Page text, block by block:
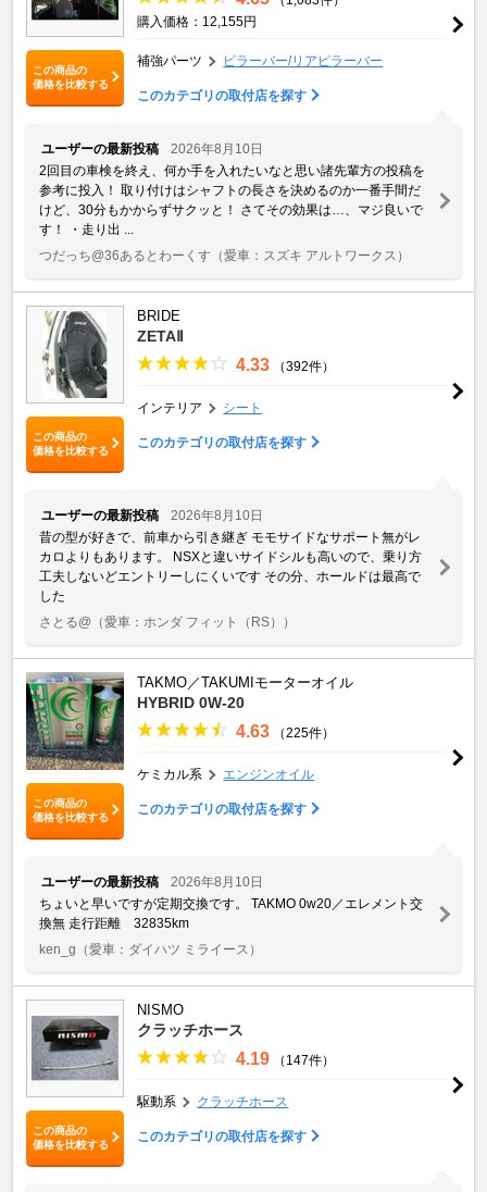
この商品の
価格を比較する
購入価格：12,155円
補強パーツ ピラーバー/リアピラーバー
このカテゴリの取付店を探す
ユーザーの最新投稿
2026年8月10日
2回目の車検を終え、何か手を入れたいなと思い諸先輩方の投稿を
参考に投入！ 取り付けはシャフトの長さを決めるのか一番手間だ
けど、30分もかからずサクッと！ さてその効果は…、マジ良いで
す！ ・走り出 ...
つだっち@36あるとわーくす （愛車：スズキ アルトワークス）
この商品の
価格を比較する
BRIDE
ZETAⅡ
4.33 （392件）
インテリア シート
このカテゴリの取付店を探す
ユーザーの最新投稿
2026年8月10日
昔の型が好きで、前車から引き継ぎ モモサイドなサポート無がレ
カロよりもあります。 NSXと違いサイドシルも高いので、乗り方
工夫しないどエントリーしにくいです その分、ホールドは最高で
した
さとる@ （愛車：ホンダ フィット（RS））
この商品の
価格を比較する
TAKMO／TAKUMIモーターオイル
HYBRID 0W-20
4.63 （225件）
ケミカル系 エンジンオイル
このカテゴリの取付店を探す
ユーザーの最新投稿
2026年8月10日
ちょいと早いですが定期交換です。 TAKMO 0w20／エレメント交
換無 走行距離 32835km
ken_g （愛車：ダイハツ ミライース）
この商品の
価格を比較する
NISMO
クラッチホース
4.19 （147件）
駆動系 クラッチホース
このカテゴリの取付店を探す